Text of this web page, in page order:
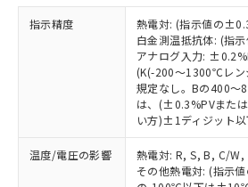
指示精度
熱電対: (指示値の
白金測温抵抗体: (指
アナログ入力:
(K(-200～1300℃レ
規定なし。Bの400
は、(±0.3%PVまた
い方)±1ディジット以
温度/電圧の影響
熱電対: R, S, B, C/
その他熱電対: (指示
の共同利用に関して"
用者の範囲」に記載さ
指します。
51物質の非含有証明書（当社
※本証明書は発行日時点で非
るもので、過去に遡って非含
ものではありません。
また、RoHS指令のフタル
物質の対応では、対応完了
荷製品に未対応品が混在する
欄に対応日を記載しておりま
既に当社にて対応品への在
していることから、特段のこ